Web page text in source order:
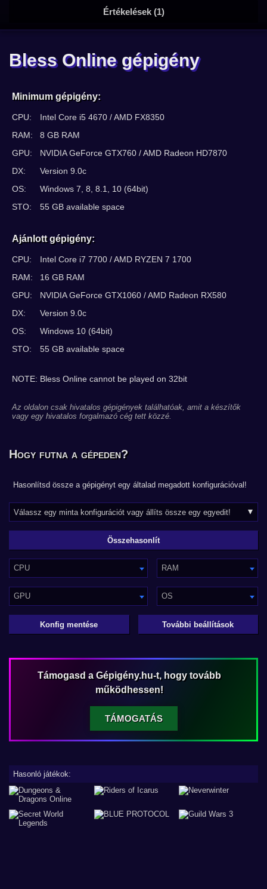
Értékelések (1)
Bless Online gépigény
Minimum gépigény:
CPU:
Intel Core i5 4670 / AMD FX8350
RAM:
8 GB RAM
GPU:
NVIDIA GeForce GTX760 / AMD Radeon HD7870
DX:
Version 9.0c
OS:
Windows 7, 8, 8.1, 10 (64bit)
STO:
55 GB available space
Ajánlott gépigény:
CPU:
Intel Core i7 7700 / AMD RYZEN 7 1700
RAM:
16 GB RAM
GPU:
NVIDIA GeForce GTX1060 / AMD Radeon RX580
DX:
Version 9.0c
OS:
Windows 10 (64bit)
STO:
55 GB available space
NOTE: Bless Online cannot be played on 32bit
Az oldalon csak hivatalos gépigények találhatóak, amit a készítők
vagy egy hivatalos forgalmazó cég tett közzé.
Hogy futna a gépeden?
Hasonlítsd össze a gépigényt egy általad megadott konfigurációval!
CPU RAM
GPU OS
Konfig mentése További beállítások
Támogasd a Gépigény.hu-t, hogy tovább
működhessen!
TÁMOGATÁS
Hasonló játékok: